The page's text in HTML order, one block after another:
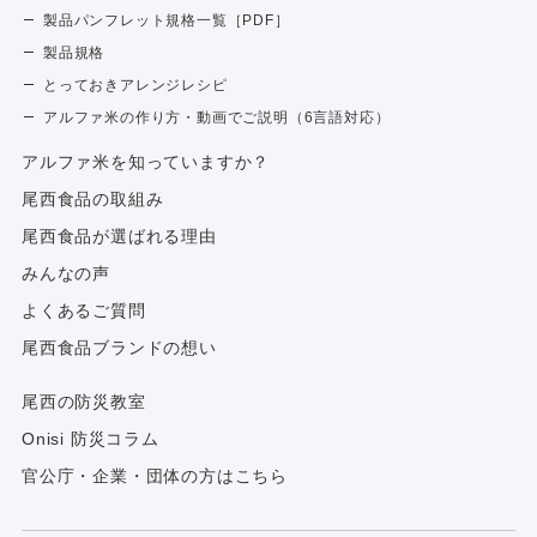
製品パンフレット規格一覧［PDF］
製品規格
とっておきアレンジレシピ
アルファ米の作り方・動画でご説明（6言語対応）
アルファ⽶を知っていますか？
尾西食品の取組み
尾西食品が選ばれる理由
みんなの声
よくあるご質問
尾西食品ブランドの想い
尾西の防災教室
Onisi 防災コラム
官公庁・企業・団体の方はこちら